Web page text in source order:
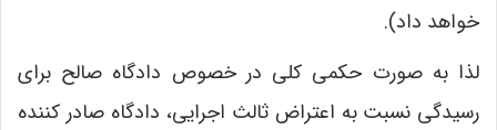
خواهد داد).
لذا به صورت حکمی کلی در خصوص دادگاه صالح برای
رسیدگی نسبت به اعتراض ثالث اجرایی، دادگاه صادر کننده